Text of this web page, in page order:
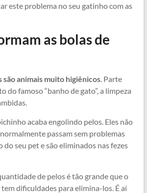
este problema no seu gatinho com as
as bolas de
são animais muito higiênicos. Parte
do famoso “banho de gato”, a limpeza
acaba engolindo pelos. Eles não
passam sem problemas
seu pet e são eliminados nas fezes
de pelos é tão grande que o
dificuldades para elimina-los. É aí